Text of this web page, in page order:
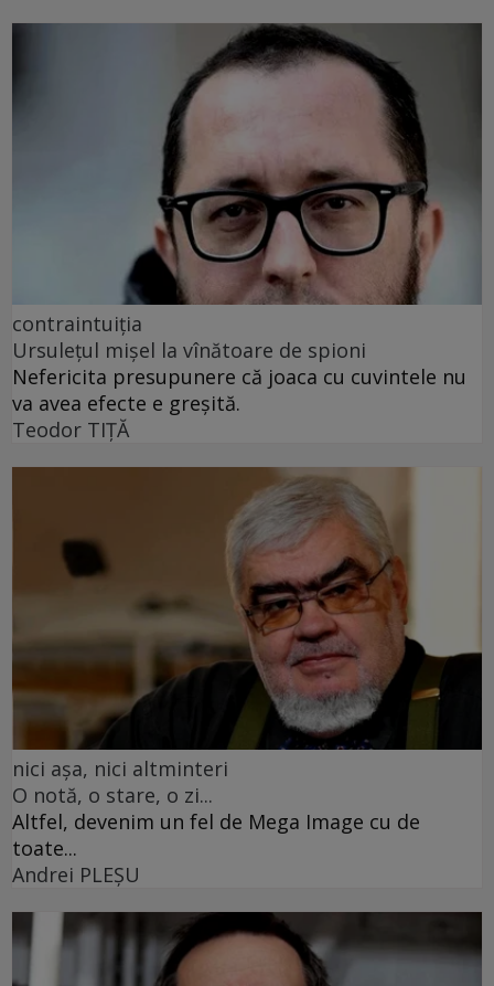
contraintuiția
Ursulețul mișel la vînătoare de spioni
Nefericita presupunere că joaca cu cuvintele nu
va avea efecte e greșită.
Teodor TIŢĂ
nici așa, nici altminteri
O notă, o stare, o zi...
Altfel, devenim un fel de Mega Image cu de
toate...
Andrei PLEŞU